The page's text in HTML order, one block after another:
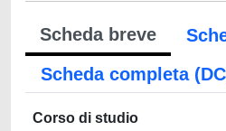
Scheda breve
Scheda completa
Corso di studio